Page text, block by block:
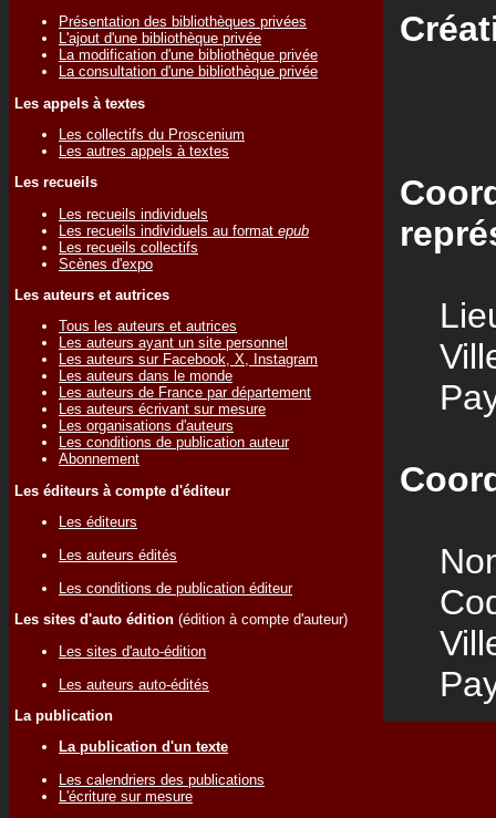
Présentation des bibliothèques privées
L'ajout d'une bibliothèque privée
La modification d'une bibliothèque privée
La consultation d'une bibliothèque privée
Les appels à textes
Les collectifs du Proscenium
Les autres appels à textes
Les recueils
Les recueils individuels
Les recueils individuels au format epub
Les recueils collectifs
Scènes d'expo
Les auteurs et autrices
Tous les auteurs et autrices
Les auteurs ayant un site personnel
Les auteurs sur Facebook, X, Instagram
Les auteurs dans le monde
Les auteurs de France par département
Les auteurs écrivant sur mesure
Les organisations d'auteurs
Les conditions de publication auteur
Abonnement
Les éditeurs à compte d'éditeur
Les éditeurs
Les auteurs édités
Les conditions de publication éditeur
Les sites d'auto édition (édition à compte d'auteur)
Les sites d'auto-édition
Les auteurs auto-édités
La publication
La publication d'un texte
Les calendriers des publications
L'écriture sur mesure